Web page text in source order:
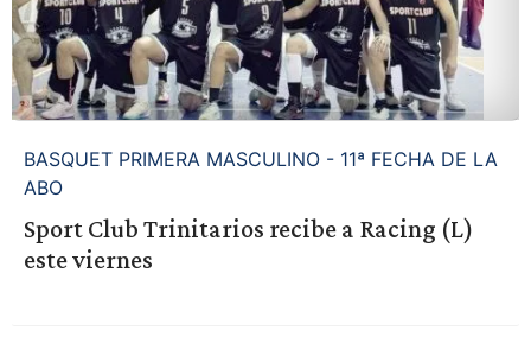
BASQUET PRIMERA MASCULINO - 11ª FECHA DE LA
ABO
Sport Club Trinitarios recibe a Racing (L)
este viernes